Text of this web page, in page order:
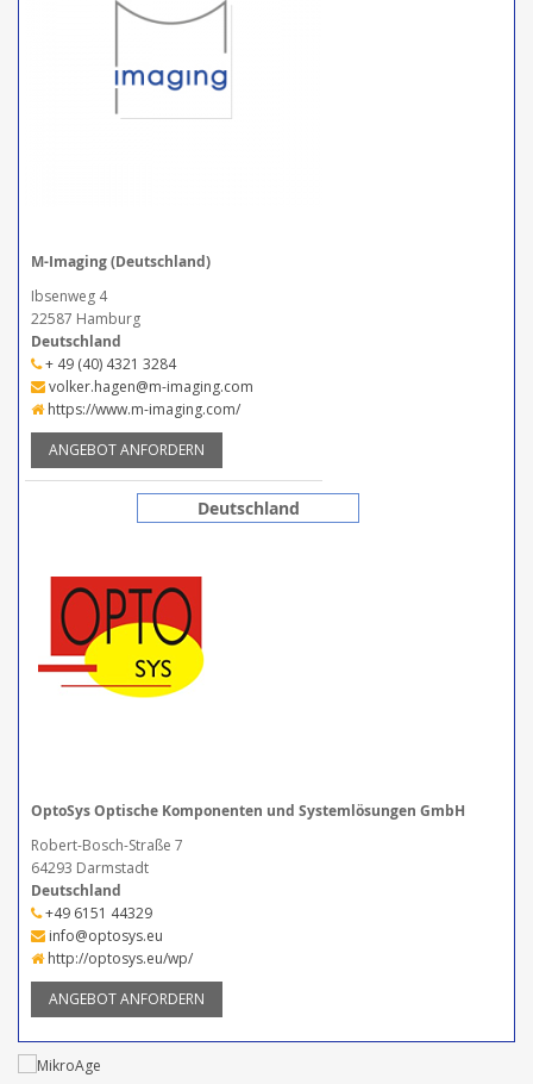
M-Imaging (Deutschland)
Ibsenweg 4
22587 Hamburg
Deutschland
+ 49 (40) 4321 3284
volker.hagen@m-imaging.com
https://www.m-imaging.com/
ANGEBOT ANFORDERN
Deutschland
OptoSys Optische Komponenten und Systemlösungen GmbH
Robert-Bosch-Straße 7
64293 Darmstadt
Deutschland
+49 6151 44329
info@optosys.eu
http://optosys.eu/wp/
ANGEBOT ANFORDERN